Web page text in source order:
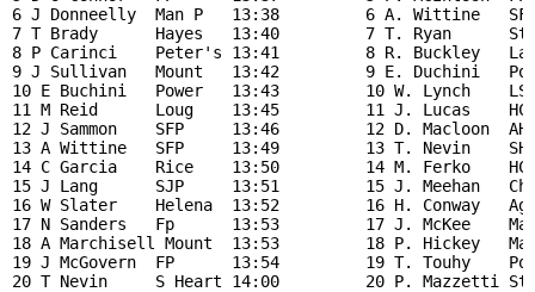
6 J Donneelly  Man P   13:38         6 A. Wittine
7 T Brady      Hayes   13:40         7 T. Ryan
8 P Carinci    Peter's 13:41         8 R. Buckley   La
9 J Sullivan   Mount   13:42         9 E. Duchini
10 E Buchini   Power   13:43         10 W. Lynch
11 M Reid      Loug    13:45         11 J. Lucas
12 J Sammon    SFP     13:46         12 D. Macloon
13 A Wittine   SFP     13:49         13 T. Nevin
14 C Garcia    Rice    13:50         14 M. Ferko
15 J Lang      SJP     13:51         15 J. Meehan
16 W Slater    Helena  13:52         16 H. Conway
17 N Sanders   Fp      13:53         17 J. McKee
18 A Marchisell Mount  13:53         18 P. Hickey
19 J McGovern  FP      13:54         19 T. Touhy
20 T Nevin     S Heart 14:00         20 P. Mazzetti